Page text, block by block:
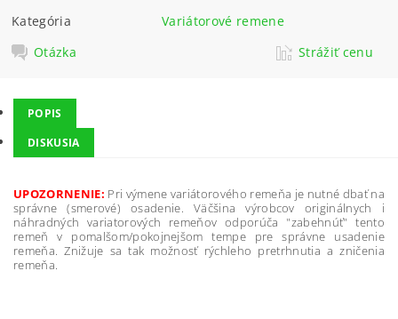
Kategória
Variátorové remene
Otázka
Strážiť cenu
POPIS
DISKUSIA
UPOZORNENIE: Pri výmene variátorového remeňa je nutné dbať na
správne (smerové) osadenie. Väčšina výrobcov originálnych i
náhradných variatorových remeňov odporúča "zabehnúť" tento
remeň v pomalšom/pokojnejšom tempe pre správne usadenie
remeňa. Znižuje sa tak možnosť rýchleho pretrhnutia a zničenia
remeňa.